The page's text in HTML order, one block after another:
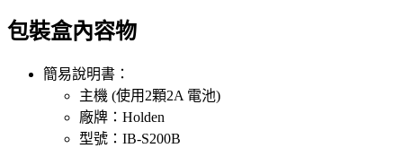
包裝盒內容物
簡易說明書：
主機 (使用2顆2A 電池)
廠牌：Holden
型號：IB-S200B